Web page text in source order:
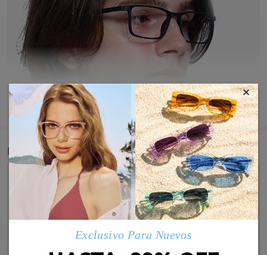
MOSTRAR MÁS
Detail
×
Exclusivo Para Nuevos